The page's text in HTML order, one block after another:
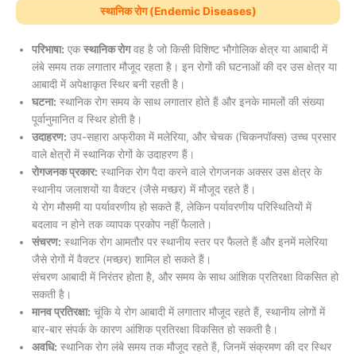
स्थानिक रोग (Endemic Diseases)
परिभाषा: एकस्थानिक रोगवह है जो किसी विशिष्ट भौगोलिक क्षेत्र या आबादी में
लंबे समय तक लगातार मौजूद रहता है। इन रोगों की घटनाओं की दर उस क्षेत्र या
आबादी में अपेक्षाकृत स्थिर बनी रहती है।
घटना: स्थानिक रोग समय के साथ लगातार होते हैं और इनके मामलों की संख्या
पूर्वानुमानित व स्थिर होती है।
उदाहरण: उप-सहारा अफ्रीका में मलेरिया, और चेचक (चिकनपॉक्स) उच्च प्रसार
वाले क्षेत्रों में स्थानिक रोगों के उदाहरण हैं।
रोगजनक प्रकार: स्थानिक रोग पैदा करने वाले रोगजनक अक्सर उस क्षेत्र के
स्थानीय जलाशयों या वैक्टर (जैसे मच्छर) में मौजूद रहते हैं।
ये रोग मौसमी या पर्यावरणीय हो सकते हैं, लेकिन पर्यावरणीय परिस्थितियों में
बदलाव न होने तक व्यापक प्रकोप नहीं फैलाते।
संचरण: स्थानिक रोग आमतौर पर स्थानीय स्तर पर फैलते हैं और इनमें मलेरिया
जैसे रोगों में वैक्टर (मच्छर) शामिल हो सकते हैं।
संचरण आबादी में निरंतर होता है, और समय के साथ आंशिक प्रतिरक्षा विकसित हो
सकती है।
मानव प्रतिरक्षा: चूंकि ये रोग आबादी में लगातार मौजूद रहते हैं, स्थानीय लोगों में
बार-बार संपर्क के कारण आंशिक प्रतिरक्षा विकसित हो सकती है।
अवधि: स्थानिक रोग लंबे समय तक मौजूद रहते हैं, जिनमें संक्रमण की दर स्थिर